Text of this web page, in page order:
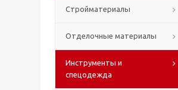
Стройматериалы
Отделочные материалы
Инструменты и
спецодежда